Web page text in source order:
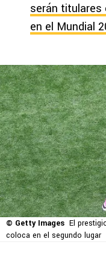
serán titulares
en el Mundial
© Getty Images El
coloca en el segundo lugar